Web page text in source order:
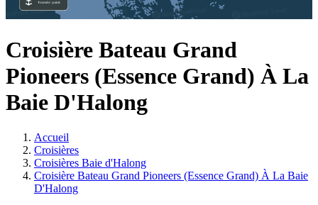
Croisière Bateau Grand
Pioneers (Essence Grand) À La
Baie D'Halong
Accueil
Croisières
Croisières Baie d'Halong
Croisière Bateau Grand Pioneers (Essence Grand) À La Baie
D'Halong